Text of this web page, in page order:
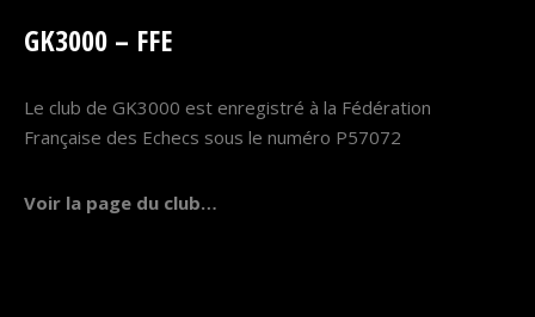
GK3000 – FFE
Le club de GK3000 est enregistré à la Fédération
Française des Echecs sous le numéro P57072
Voir la page du club…